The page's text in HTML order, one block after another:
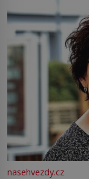
nasehvezdy.cz